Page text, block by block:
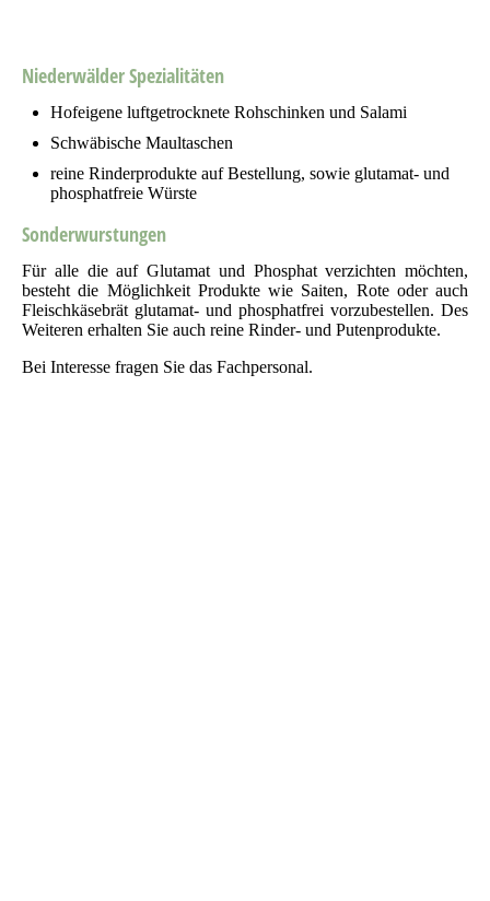
Niederwälder Spezialitäten
Hofeigene luftgetrocknete Rohschinken und Salami
Schwäbische Maultaschen
reine Rinderprodukte auf Bestellung, sowie glutamat- und
phosphatfreie Würste
Sonderwurstungen
Für alle die auf Glutamat und Phosphat verzichten möchten,
besteht die Möglichkeit Produkte wie Saiten, Rote oder auch
Fleischkäsebrät glutamat- und phosphatfrei vorzubestellen. Des
Weiteren erhalten Sie auch reine Rinder- und Putenprodukte.
Bei Interesse fragen Sie das Fachpersonal.